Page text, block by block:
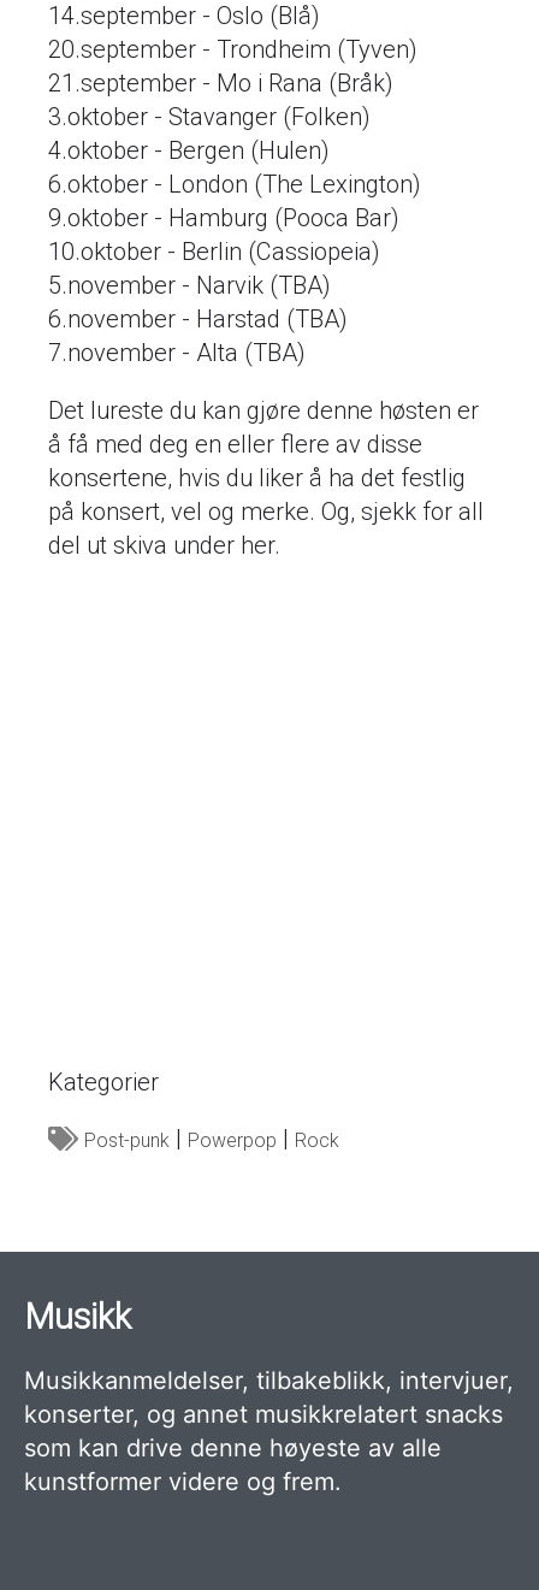
14.september - Oslo (Blå)
20.september - Trondheim (Tyven)
21.september - Mo i Rana (Bråk)
3.oktober - Stavanger (Folken)
4.oktober - Bergen (Hulen)
6.oktober - London (The Lexington)
9.oktober - Hamburg (Pooca Bar)
10.oktober - Berlin (Cassiopeia)
5.november - Narvik (TBA)
6.november - Harstad (TBA)
7.november - Alta (TBA)
Det lureste du kan gjøre denne høsten er
å få med deg en eller flere av disse
konsertene, hvis du liker å ha det festlig
på konsert, vel og merke. Og, sjekk for all
del ut skiva under her.
Kategorier
Post-punk Powerpop Rock
Musikk
Musikkanmeldelser, tilbakeblikk, intervjuer,
konserter, og annet musikkrelatert snacks
som kan drive denne høyeste av alle
kunstformer videre og frem.